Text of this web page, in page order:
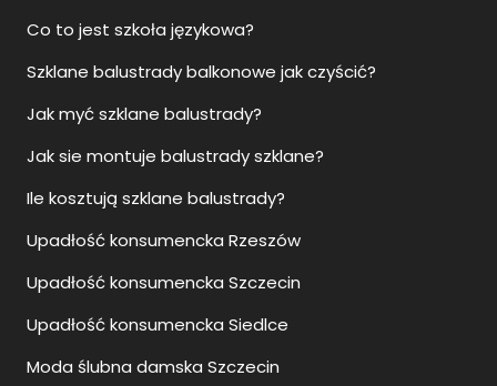
Co to jest szkoła językowa?
Szklane balustrady balkonowe jak czyścić?
Jak myć szklane balustrady?
Jak sie montuje balustrady szklane?
Ile kosztują szklane balustrady?
Upadłość konsumencka Rzeszów
Upadłość konsumencka Szczecin
Upadłość konsumencka Siedlce
Moda ślubna damska Szczecin